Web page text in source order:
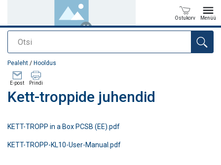
Otsi
Ostukorv Menüü
Toode on lisatud teie päringule
Pealeht / Hooldus
Kett-troppide juhendid
E-post Prindi
KETT-TROPP in a Box PCSB (EE).pdf
KETT-TROPP-KL10-User-Manual.pdf